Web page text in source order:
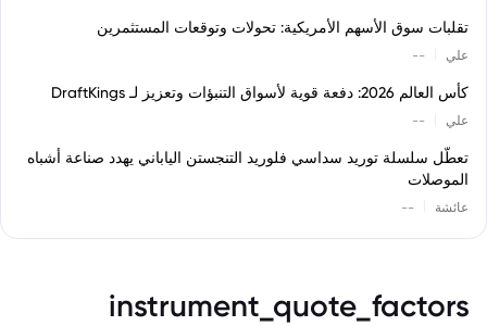
تقلبات سوق الأسهم الأمريكية: تحولات وتوقعات المستثمرين
علي --
كأس العالم 2026: دفعة قوية لأسواق التنبؤات وتعزيز لـ DraftKings
علي --
تعطّل سلسلة توريد سداسي فلوريد التنجستن الياباني يهدد صناعة أشباه
الموصلات
عائشة --
instrument_quote_factors